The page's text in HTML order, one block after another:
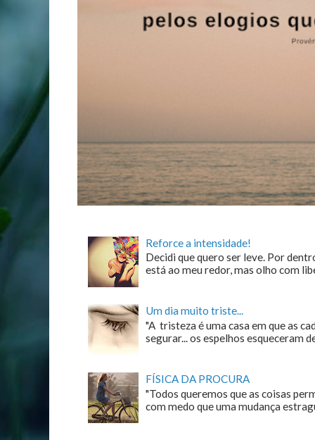
Reforce a intensidade!
Decidi que quero ser leve. Por
está ao meu redor, mas olho com
Um dia muito triste...
"A tristeza é uma casa em que as
segurar... os espelhos esqueceram
FÍSICA DA PROCURA
"Todos queremos que as coisas
com medo que uma mudança